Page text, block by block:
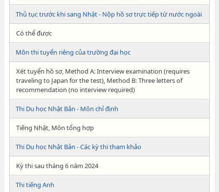
Thủ tục trước khi sang Nhật - Nộp hồ sơ trực tiếp từ nước ngoài
Có thể được
Môn thi tuyển riêng của trường đại học
Xét tuyển hồ sơ, Method A: Interview examination (requires
traveling to Japan for the test), Method B: Three letters of
recommendation (no interview required)
Thi Du học Nhật Bản - Môn chỉ định
Tiếng Nhật, Môn tổng hợp
Thi Du học Nhật Bản - Các kỳ thi tham khảo
Kỳ thi sau tháng 6 năm 2024
Thi tiếng Anh